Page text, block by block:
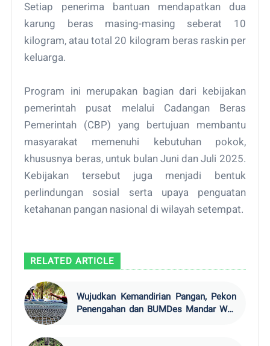
Setiap penerima bantuan mendapatkan dua
karung beras masing-masing seberat 10
kilogram, atau total 20 kilogram beras raskin per
keluarga.
Program ini merupakan bagian dari kebijakan
pemerintah pusat melalui Cadangan Beras
Pemerintah (CBP) yang bertujuan membantu
masyarakat memenuhi kebutuhan pokok,
khususnya beras, untuk bulan Juni dan Juli 2025.
Kebijakan tersebut juga menjadi bentuk
perlindungan sosial serta upaya penguatan
ketahanan pangan nasional di wilayah setempat.
RELATED ARTICLE
Wujudkan Kemandirian Pangan, Pekon
Penengahan dan BUMDes Mandar Way